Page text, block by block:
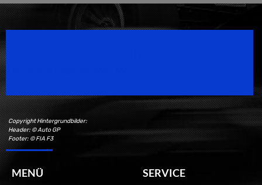
Copyright Hintergrundbilder:
Header: © Auto GP
Footer: © FIA F3
MENÜ SERVICE